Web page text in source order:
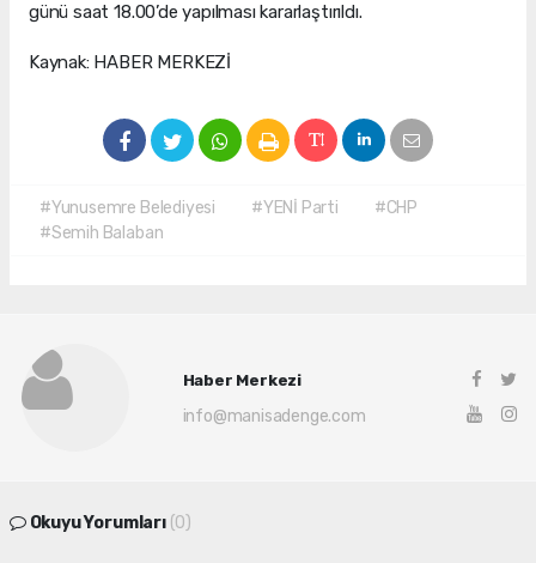
günü saat 18.00’de yapılması kararlaştırıldı.
Kaynak: HABER MERKEZİ
#Yunusemre Belediyesi #YENİ Parti
#CHP
#Semih Balaban
Haber Merkezi
info@manisadenge.com
Okuyu Yorumları (0)